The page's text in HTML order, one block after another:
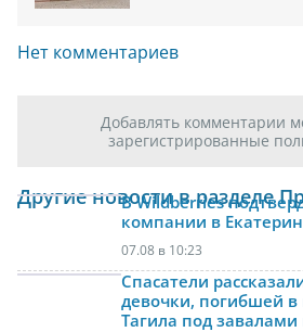
Нет комментариев
Добавлять комментарии
зарегистрированные
Другие новости в разделе
В Wildberries
компании в
07.08 в 10:23
Спасатели
девочки, погибшей
Тагила под завалами